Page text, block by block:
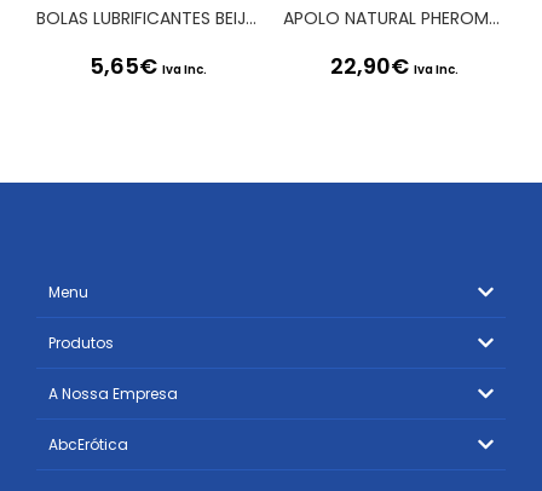
BOLAS LUBRIFICANTES BEIJÁVEIS BRAZILIAN BALLS SABOR A MENTA 2 x 4GR
5,65€ Iva Inc.
APOLO NATURAL PHEROMONES PERFUME PARA HOMEM SECRET PLAY 50ML
22,90€ Iva Inc.
Menu
Produtos
A Nossa Empresa
AbcErótica